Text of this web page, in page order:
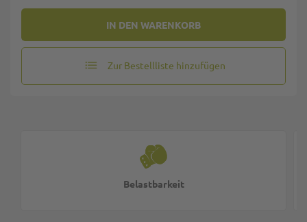
IN DEN WARENKORB
Zur Bestellliste hinzufügen
Belastbarkeit